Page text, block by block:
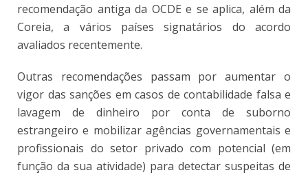
recomendação antiga da OCDE e se aplica, além da
Coreia, a vários países signatários do acordo
avaliados recentemente.
Outras recomendações passam por aumentar o
vigor das sanções em casos de contabilidade falsa e
lavagem de dinheiro por conta de suborno
estrangeiro e mobilizar agências governamentais e
profissionais do setor privado com potencial (em
função da sua atividade) para detectar suspeitas de